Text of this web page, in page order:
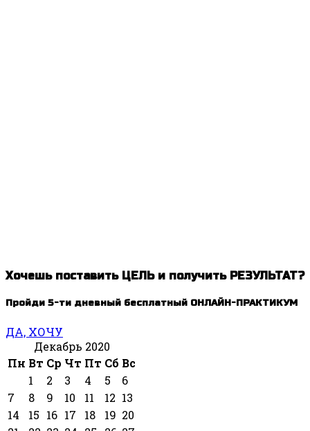
Хочешь поставить ЦЕЛЬ и получить РЕЗУЛЬТАТ?
Пройди 5-ти дневный бесплатный ОНЛАЙН-ПРАКТИКУМ
ДА, ХОЧУ
Декабрь 2020
Пн Вт Ср Чт Пт Сб Вс
1
2 3 4 5
6
7
8 9 10 11 12 13
14
15 16 17 18 19 20